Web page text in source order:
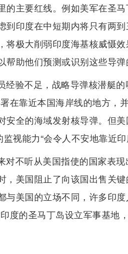
的主要红线。例如美军在圣
到印度在中短期内将只有两
将极大削弱印度海基核威慑
助他们预测或识别这些导弹
经验不足，战略导弹核潜艇
在靠近本国海岸线的地方，
安全的海域发射核导弹。但
视能力“会令人不安地靠近印
对不听从美国指使的国家表
，美国阻止了向该国出售关
与美国的立场不同，许多印
度的圣马丁岛设立军事基地